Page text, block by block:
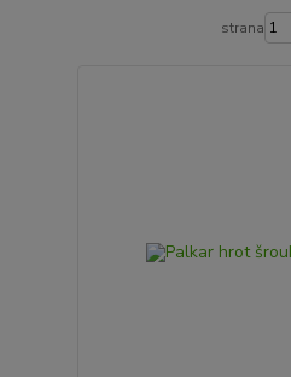
strana